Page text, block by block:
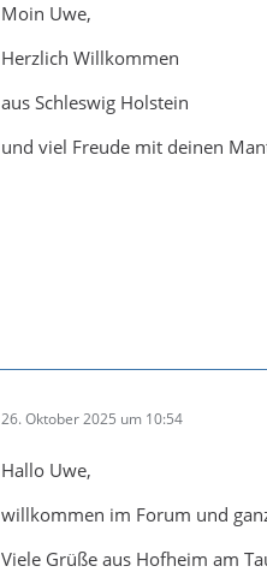
Moin Uwe,
Herzlich Willkommen
aus Schleswig Holstein
und viel Freude mit deinen
26. Oktober 2025 um 10:54
Hallo Uwe,
willkommen im Forum und
Viele Grüße aus Hofheim am